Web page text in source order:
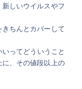
しいウイルスやフ
ちんとカバーして
ってどういうこと
、その値段以上の